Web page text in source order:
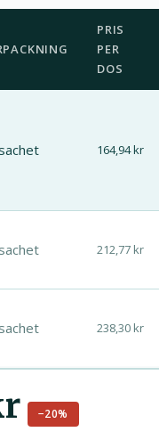
PRIS
PER
DOS
164,94 kr
212,77 kr
238,30 kr
−20%